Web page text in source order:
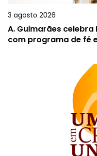
3 agosto 2026
A. Guimarães celebra
com programa de fé